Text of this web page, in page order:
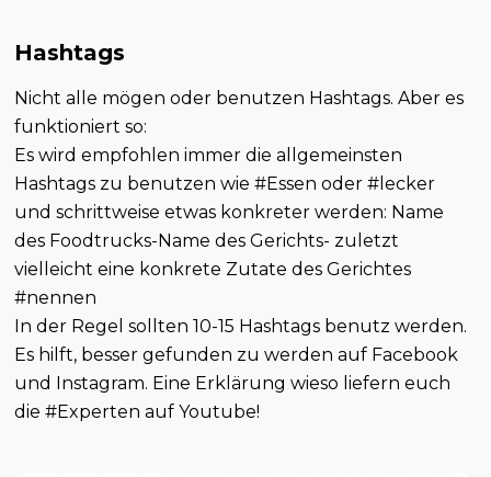
Hashtags
Nicht alle mögen oder benutzen Hashtags. Aber es
funktioniert so:
Es wird empfohlen immer die allgemeinsten
Hashtags zu benutzen wie #Essen oder #lecker
und schrittweise etwas konkreter werden: Name
des Foodtrucks-Name des Gerichts- zuletzt
vielleicht eine konkrete Zutate des Gerichtes
#nennen
In der Regel sollten 10-15 Hashtags benutz werden.
Es hilft, besser gefunden zu werden auf Facebook
und Instagram. Eine Erklärung wieso liefern euch
die #Experten auf Youtube!